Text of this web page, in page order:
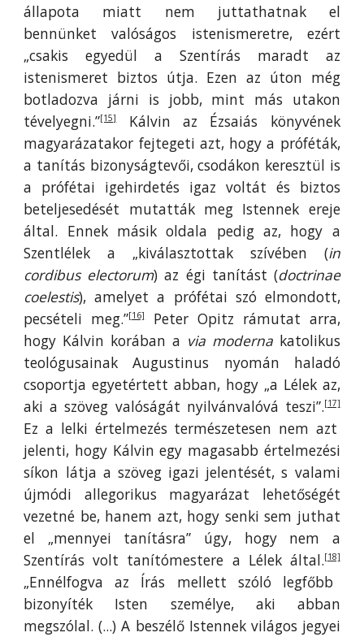
állapota miatt nem juttathatnak el
bennünket valóságos istenismeretre, ezért
„csakis egyedül a Szentírás maradt az
istenismeret biztos útja. Ezen az úton még
botladozva járni is jobb, mint más utakon
tévelyegni.”[15]Kálvin az Ézsaiás könyvének
magyarázatakor fejtegeti azt, hogy a próféták,
a tanítás bizonyságtevői, csodákon keresztül is
a prófétai igehirdetés igaz voltát és biztos
beteljesedését mutatták meg Istennek ereje
által. Ennek másik oldala pedig az, hogy a
Szentlélek a „kiválasztottak szívében (in
cordibus electorum) az égi tanítást (doctrinae
coelestis), amelyet a prófétai szó elmondott,
pecsételi meg.”[16]Peter Opitz rámutat arra,
hogy Kálvin korában a via modernakatolikus
teológusainak Augustinus nyomán haladó
csoportja egyetértett abban, hogy „a Lélek az,
aki a szöveg valóságát nyilvánvalóvá teszi”.[17]
Ez a lelki értelmezés természetesen nem azt
jelenti, hogy Kálvin egy magasabb értelmezési
síkon látja a szöveg igazi jelentését, s valami
újmódi allegorikus magyarázat lehetőségét
vezetné be, hanem azt, hogy senki sem juthat
el „mennyei tanításra” úgy, hogy nem a
Szentírás volt tanítómestere a Lélek által.[18]
„Ennélfogva az Írás mellett szóló legfőbb
bizonyíték Isten személye, aki abban
megszólal. (...) A beszélő Istennek világos jegyei